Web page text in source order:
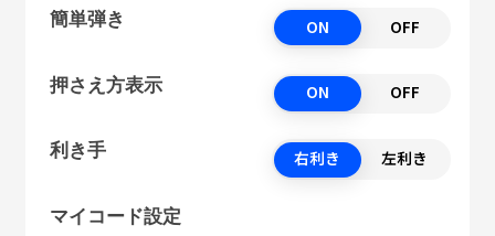
簡単弾き ON OFF
押さえ方表示 ON OFF
利き手 右利き 左利き
マイコード設定